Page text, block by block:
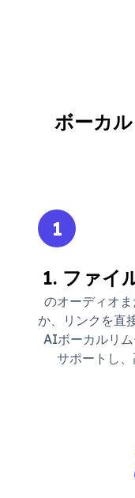
ボーカ
1
1. ファイ
のオーディオ
か、リンクを直
AIボーカルリ
サポートし、